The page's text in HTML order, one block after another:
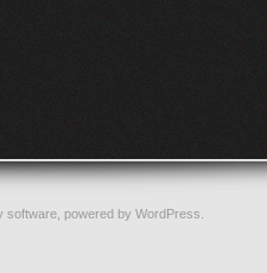
software, powered by WordPress